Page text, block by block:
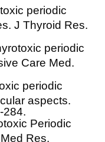
periodic
J Thyroid Res.
periodic
Care Med.
periodic
aspects.
Periodic
Res.